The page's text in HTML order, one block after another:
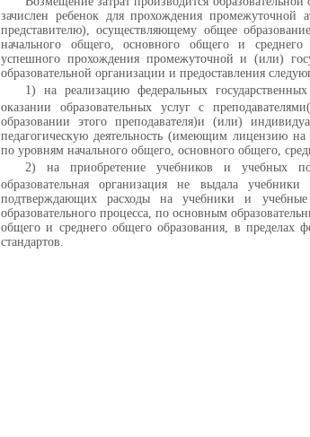
зачислен ребенок для прохождения промежуточной
представителю), осуществляющему общее
начального общего, основного общего и среднего
успешного прохождения промежуточной и (или)
образовательной организации и предоставления
1)
на реализацию федеральных
оказании образовательных услуг с преподавателями
образовании этого преподавателя)и (или)
педагогическую деятельность (имеющим лицензию на
по уровням начального общего, основного общего,
2)
на приобретение учебников и учебных
образовательная организация не выдала
подтверждающих расходы на учебники и учебные
образовательного процесса, по основным
общего и среднего общего образования, в пределах
стандартов.